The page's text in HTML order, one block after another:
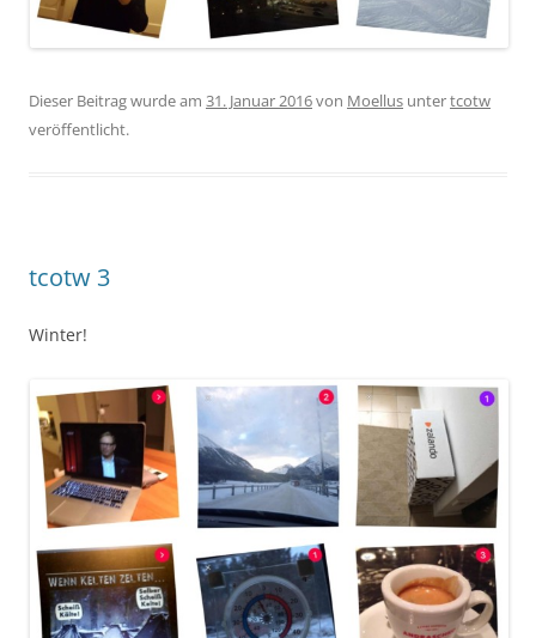
Dieser Beitrag wurde am 31. Januar 2016von Moellus untertcotw
veröffentlicht.
tcotw 3
Winter!